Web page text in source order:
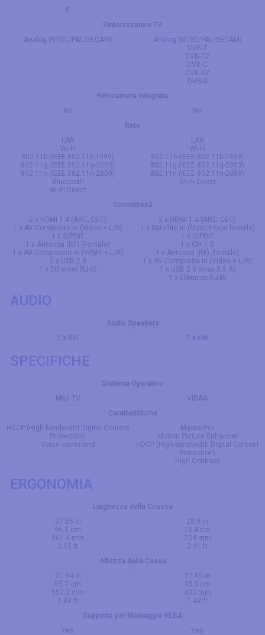
8
Sintonizzatore TV
Analog (NTSC/PAL/SECAM)
Analog (NTSC/PAL/SECAM)
DVB-T
DVB-T2
DVB-C
DVB-S2
DVB-S
Fotocamera Integrata
No
No
Rete
LAN
Wi-Fi
802.11b (IEEE 802.11b-1999)
802.11g (IEEE 802.11g-2003)
802.11n (IEEE 802.11n-2009)
Bluetooth
Wi-Fi Direct
LAN
Wi-Fi
802.11b (IEEE 802.11b-1999)
802.11g (IEEE 802.11g-2003)
802.11n (IEEE 802.11n-2009)
Wi-Fi Direct
Connettività
2 x HDMI 1.4 (ARC; CEC)
1 x AV Composite In (Video + L/R)
1 x S/PDIF
1 x Antenna (RF) (Female)
1 x AV Component In (YPbPr + L/R)
2 x USB 2.0
1 x Ethernet RJ45
2 x HDMI 1.4 (ARC; CEC)
1 x Satellite In (Main; F-type female)
1 x S/PDIF
1 x CI+ 1.3
1 x Antenna (RF) (female)
1 x AV Composite In (Video + L/R)
1 x USB 2.0 (max 0.5 A)
1 x Ethernet RJ45
AUDIO
Audio Speakers
2 x 8W
2 x 6W
SPECIFICHE
Sistema Operativo
MIUI TV
VIDAA
Caratteristiche
HDCP (High-bandwidth Digital Content
Protection)
Voice command
MasterPro
Motion Picture Enhancer
HDCP (High-bandwidth Digital Content
Protection)
High Contrast
ERGONOMIA
Larghezza della Ccassa
37.85 in
96.1 cm
961.4 mm
3.15 ft
28.9 in
73.4 cm
734 mm
2.41 ft
Altezza della Cassa
21.94 in
55.7 cm
557.3 mm
1.83 ft
17.05 in
43.3 cm
433 mm
1.42 ft
Supporto per Montaggio VESA
Yes
Yes